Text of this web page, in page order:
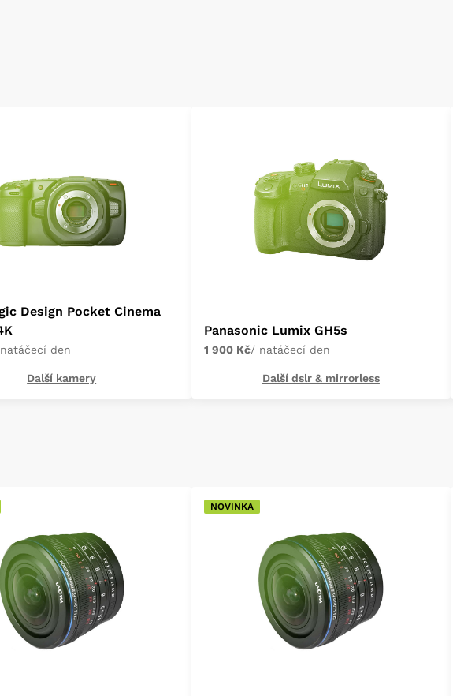
Design Pocket Cinema
den
Další kamery
Panasonic Lumix GH5s
1 900 Kč/ natáčecí den
Další dslr & mirrorless
NOVINKA